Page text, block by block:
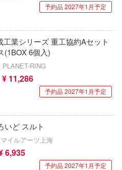
予約品 2027年1月予定
工業シリーズ 重工協約Aセット
(1BOX 6個入)
RING
¥ 11,286
予約品 2027年1月予定
いど スルト
イルアーツ上海
6,935
予約品 2027年1月予定
竜
・文化財
アクションフィギュアシリーズ
み立て式フィギュアシリーズ
物系
ール
Story(ハイ・ストーリー)
デラーズ(インターアライド)
動車メーカー別
その他完成品モデル
レクショントイ
装ツール
具
デカール・シール・ステッカー
作用素材・部品
ジオラマ(ディオラマ)
ィスプレイ用品
アズールレーン
やかしトライアングル
IdentityV 第五人格 (アイデンティティV)
アイドルマスター
蒼き流星SPTレイズナー
UNDERTALE
つまれ どうぶつの森
と思